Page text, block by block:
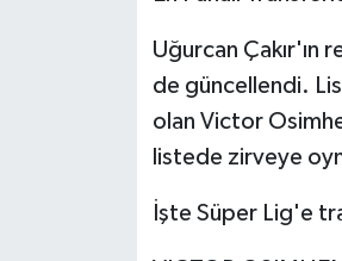
Uğurcan Çakır'ın
de güncellendi.
olan Victor
listede zirveye
İşte Süper Lig'e